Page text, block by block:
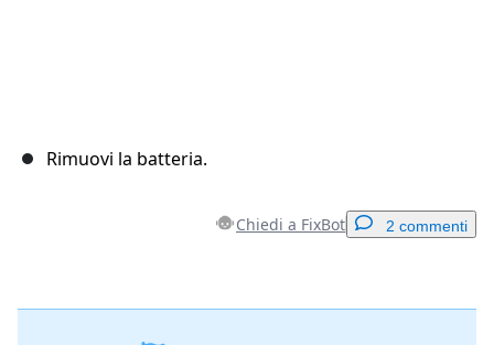
Rimuovi la batteria.
Chiedi a FixBot 2 commenti